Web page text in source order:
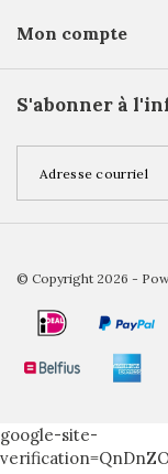
Mon compte
S'abonner à
© Copyright 2026 -
google-site-